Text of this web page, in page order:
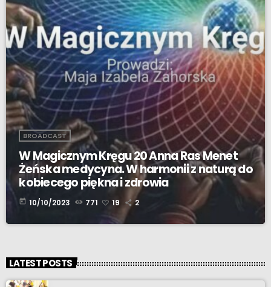
BROADCAST
W Magicznym Kręgu 20 Anna Ras Menet
Żeńska medycyna. W harmonii z naturą do
kobiecego piękna i zdrowia
today 10/10/2023 771 19 2
LATEST POSTS